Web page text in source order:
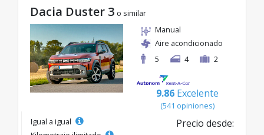
Dacia Duster 3 o similar
Manual
Aire acondicionado
5
4 2
9.86 Excelente
(541 opiniones)
Igual a igual
Precio desde: